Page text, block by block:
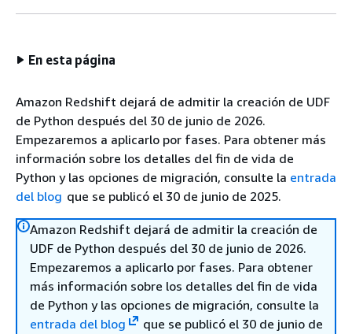
En esta página
Amazon Redshift dejará de admitir la creación de UDF
de Python después del 30 de junio de 2026.
Empezaremos a aplicarlo por fases. Para obtener más
información sobre los detalles del fin de vida de
Python y las opciones de migración, consulte la entrada
del blog que se publicó el 30 de junio de 2025.
Amazon Redshift dejará de admitir la creación de
UDF de Python después del 30 de junio de 2026.
Empezaremos a aplicarlo por fases. Para obtener
más información sobre los detalles del fin de vida
de Python y las opciones de migración, consulte la
entrada del blog
que se publicó el 30 de junio de